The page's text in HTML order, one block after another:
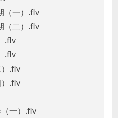
（一）.flv
（二）.flv
.flv
.flv
）.flv
）.flv
（一）.flv